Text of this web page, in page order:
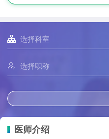


医师介绍